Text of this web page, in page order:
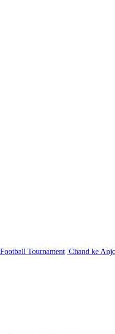
Tournament 'Chand ke